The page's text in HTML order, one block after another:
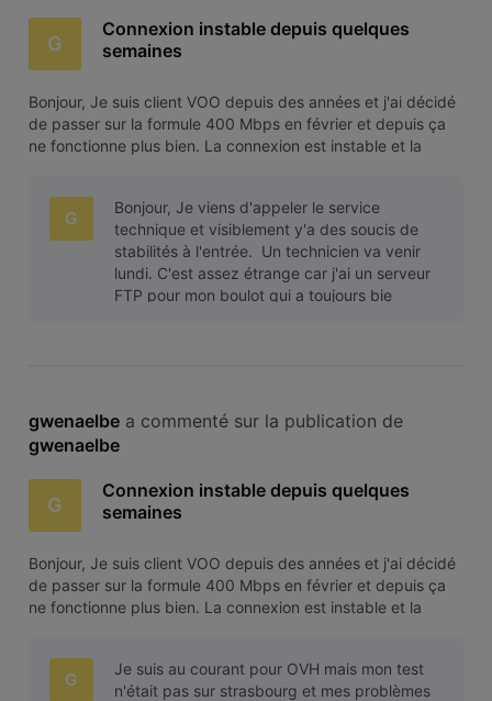
G
Connexion instable depuis quelques
semaines
Bonjour, Je suis client VOO depuis des années et j'ai décidé
de passer sur la formule 400 Mbps en février et depuis ça
ne fonctionne plus bien. La connexion est instable et la
permanence, ce qui est très étrange,
G
Bonjour, Je viens d'appeler le service
technique et visiblement y'a des soucis de
stabilités à l'entrée. Un technicien va venir
lundi. C'est assez étrange car j'ai un serveur
FTP pour mon boulot qui a toujours bie
gwenaelbe a commenté sur la publication de
gwenaelbe
G
Connexion instable depuis quelques
semaines
Bonjour, Je suis client VOO depuis des années et j'ai décidé
de passer sur la formule 400 Mbps en février et depuis ça
ne fonctionne plus bien. La connexion est instable et la
permanence, ce qui est très étrange,
G
Je suis au courant pour OVH mais mon test
n'était pas sur strasbourg et mes problèmes